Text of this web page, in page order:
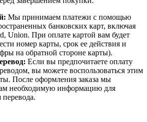
Мы принимаем платежи с помощью
банковских карт, включая
Union. При оплате картой вам будет
номер карты, срок ее действия и
на обратной стороне карты).
Если вы предпочитаете оплату
вы можете воспользоваться этим
После оформления заказа мы
необходимую информацию для
перевода.